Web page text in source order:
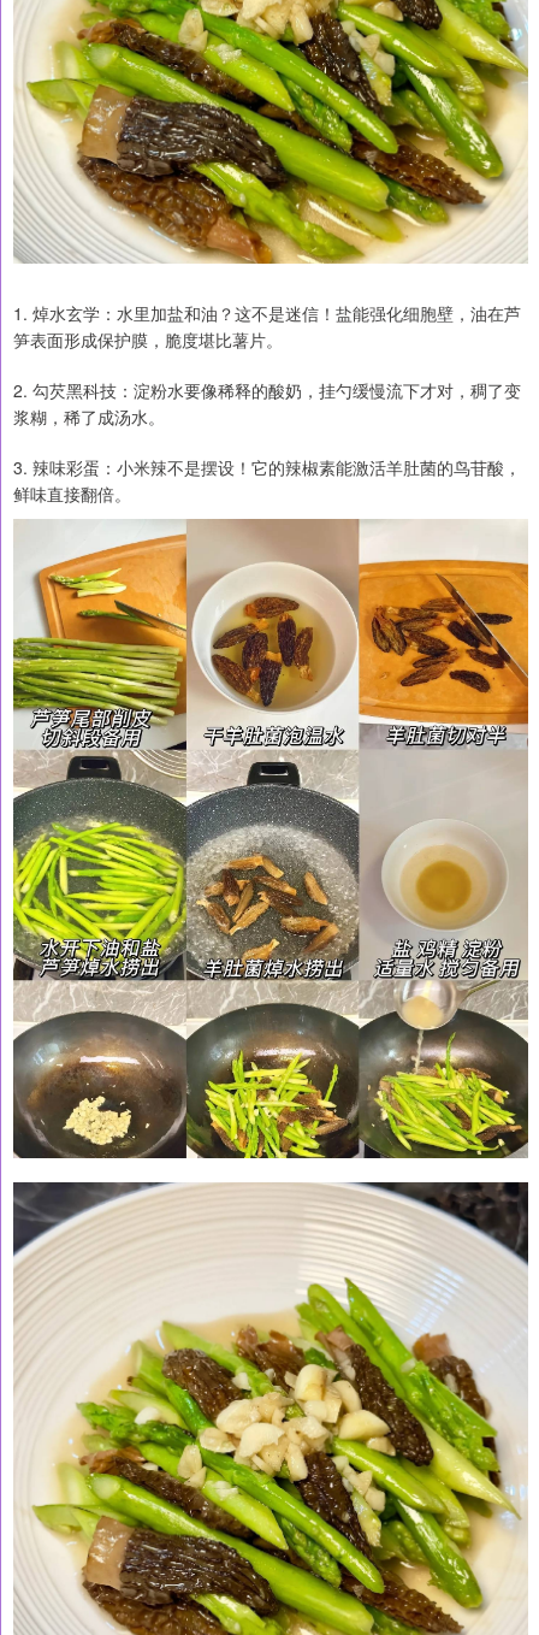
1. 焯水玄学：水里加盐和油？这不是迷信！盐能强化细胞壁，油在芦
笋表面形成保护膜，脆度堪比薯片。
2. 勾芡黑科技：淀粉水要像稀释的酸奶，挂勺缓慢流下才对，稠了变
浆糊，稀了成汤水。
3. 辣味彩蛋：小米辣不是摆设！它的辣椒素能激活羊肚菌的鸟苷酸，
鲜味直接翻倍。